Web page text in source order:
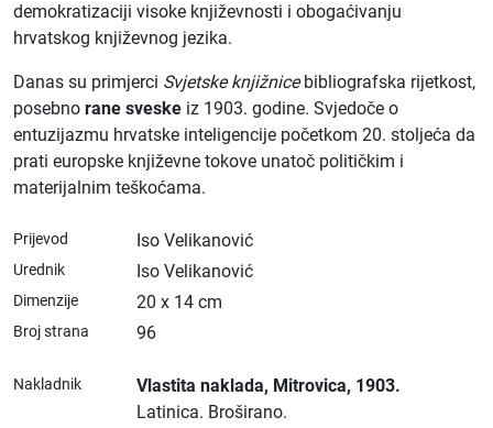
demokratizaciji visoke književnosti i obogaćivanju
hrvatskog književnog jezika.
Danas su primjerci Svjetske knjižnicebibliografska rijetkost,
posebno rane sveske iz 1903. godine. Svjedoče o
entuzijazmu hrvatske inteligencije početkom 20. stoljeća da
prati europske književne tokove unatoč političkim i
materijalnim teškoćama.
Prijevod Iso Velikanović
Urednik Iso Velikanović
Dimenzije 20 x 14 cm
Broj strana 96
Nakladnik Vlastita naklada, Mitrovica, 1903.
Latinica. Broširano.